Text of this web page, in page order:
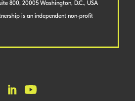
800, 20005 Washington, D.C., USA
is an independent non-profit